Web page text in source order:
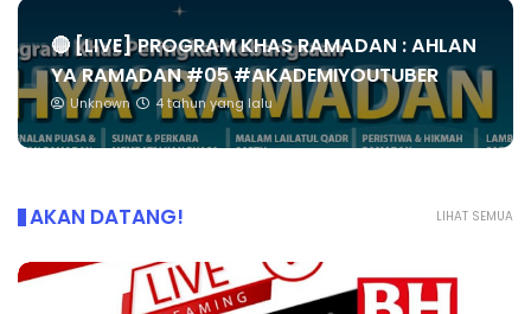
🔴 [LIVE] PROGRAM KHAS RAMADAN : AHLAN
YA RAMADAN #05 #AKADEMIYOUTUBER
Unknown 4 tahun yang lalu
LIHAT SEMUA
AKAN DATANG!